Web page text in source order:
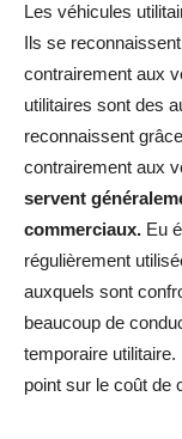
Les véhicules
Ils se
contrairement aux
utilitaires sont des
reconnaissent
contrairement aux
servent
commerciaux. Eu
régulièrement
auxquels sont
beaucoup de
temporaire
point sur le coût de